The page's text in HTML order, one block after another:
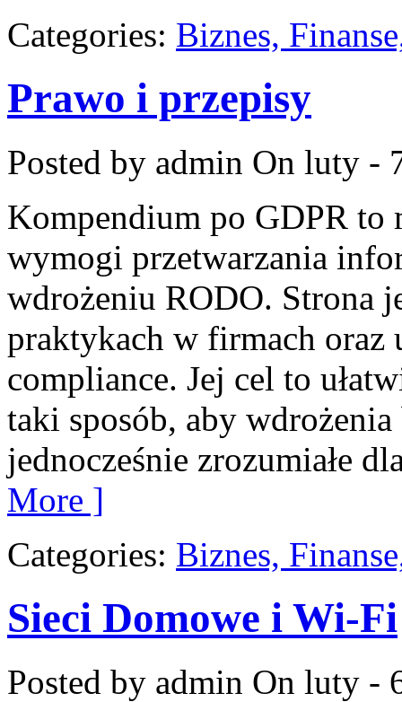
Categories: Biznes,
Prawo i przepisy
Posted by admin On luty -
Kompendium po GDPR to
wymogi przetwarzania
wdrożeniu RODO. Strona
praktykach w firmach oraz
compliance. Jej cel to
taki sposób, aby
jednocześnie zrozumiałe
More ]
Categories: Biznes,
Sieci Domowe i Wi-Fi
Posted by admin On luty -